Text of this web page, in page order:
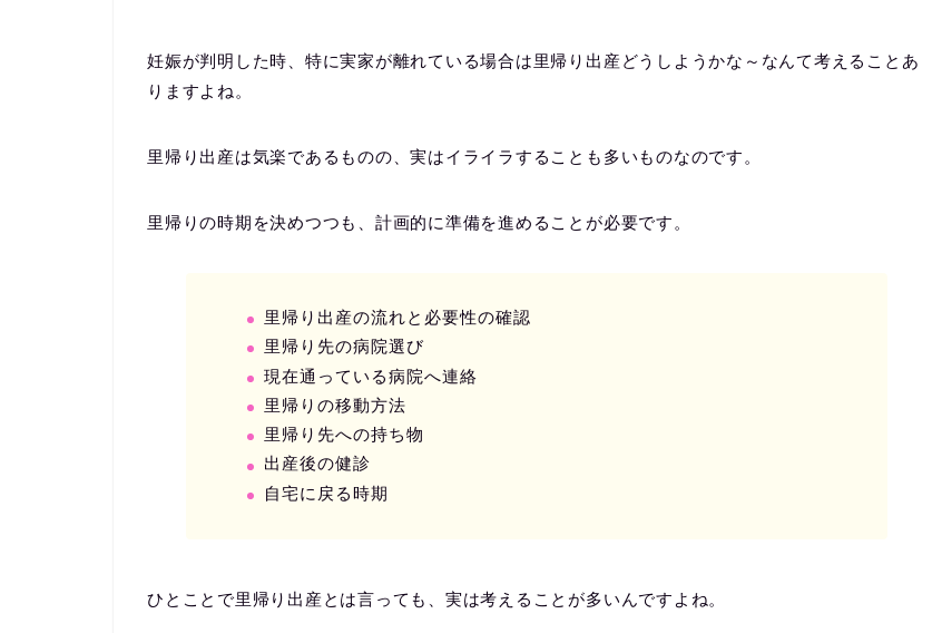
妊娠が判明した時、特に実家が離れている場合は里帰り出産どうしようかな～なんて考えることあ
りますよね。
里帰り出産は気楽であるものの、実はイライラすることも多いものなのです。
里帰りの時期を決めつつも、計画的に準備を進めることが必要です。
里帰り出産の流れと必要性の確認
里帰り先の病院選び
現在通っている病院へ連絡
里帰りの移動方法
里帰り先への持ち物
出産後の健診
自宅に戻る時期
ひとことで里帰り出産とは言っても、実は考えることが多いんですよね。